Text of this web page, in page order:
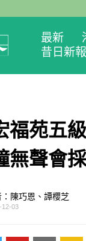
最新
昔日新
福苑五
無聲會
：陳巧恩、譚櫻芝
12-03